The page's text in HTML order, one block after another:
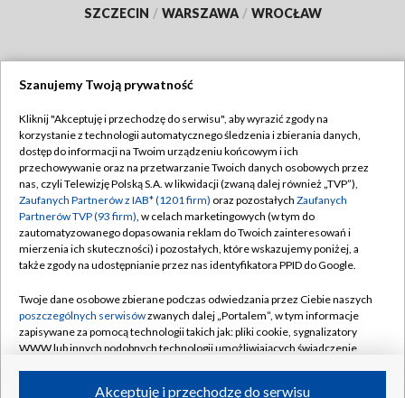
SZCZECIN / WARSZAWA / WROCŁAW
TVP
Abonament TVP
Emisja w TVP
Centrum informacji TVP
Naziemna Telewizja Cyfrowa
Rada Programowa
System NOS
Informacje o nadawcy
Regulamin TVP
Polityka prywatności
Moje zgody
Pomoc
Kontakt
Kanały
Szanujemy Twoją prywatność
Kliknij "Akceptuję i przechodzę do serwisu", aby wyrazić zgody na
korzystanie z technologii automatycznego śledzenia i zbierania danych,
dostęp do informacji na Twoim urządzeniu końcowym i ich
przechowywanie oraz na przetwarzanie Twoich danych osobowych przez
nas, czyli Telewizję Polską S.A. w likwidacji (zwaną dalej również „TVP”),
Zaufanych Partnerów z IAB* (1201 firm) oraz pozostałych Zaufanych
Partnerów TVP (93 firm), w celach marketingowych (w tym do
zautomatyzowanego dopasowania reklam do Twoich zainteresowań i
mierzenia ich skuteczności) i pozostałych, które wskazujemy poniżej, a
także zgody na udostępnianie przez nas identyfikatora PPID do Google.
Twoje dane osobowe zbierane podczas odwiedzania przez Ciebie naszych
poszczególnych serwisówzwanych dalej „Portalem”, w tym informacje
zapisywane za pomocą technologii takich jak: pliki cookie, sygnalizatory
WWW lub innych podobnych technologii umożliwiających świadczenie
Akceptuję i przechodzę do serwisu